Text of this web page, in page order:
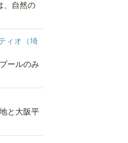
、自然の
ィオ（埼
ールのみ
と大阪平